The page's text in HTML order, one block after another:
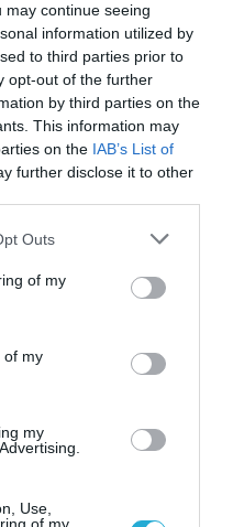
continue seeing
information utilized by
to third parties prior to
opt-out of the further
by third parties on the
This information may
on the IAB’s List of
further disclose it to other
uses one or more Google
You may click to
its third-party tags to
in below Google
Outs
of my
of my
my
Use,
μαρμελάδας